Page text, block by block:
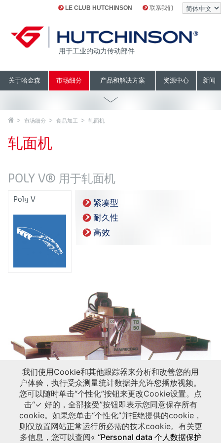
LE CLUB HUTCHINSON 联系我们
用于工业的动力传动部件
关于哈金森 市场细分 产品和解决方案 资源中心 新闻
市场细分 食品加工 轧面机
轧面机
POLY V® 用于轧面机
Poly V
紧凑型
耐久性
高效
我们使用Cookie和其他跟踪器来分析和改善您的用
户体验，执行受众测量统计数据并允许您播放视频。
您可以随时单击“个性化”按钮来更改Cookie设置。点
击“✓ 好的，全部接受”按钮即表示您同意保存所有
cookie。如果您单击“个性化”并拒绝提供的cookie，
则仅放置网站正常运行所必需的技术cookie。有关更
多信息，您可以查阅« “Personal data 个人数据保护